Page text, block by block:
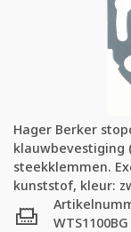
Hager Berker
klauwbevestiging
steekklemmen.
kunststof, kleur:
WTS1100BG